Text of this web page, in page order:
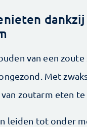
dankzij
van een zoute
Met
zoutarm eten
leiden tot onder